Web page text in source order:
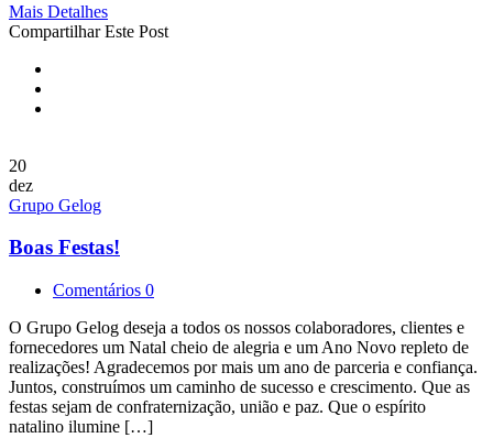
Mais Detalhes
Compartilhar Este Post
20
dez
Grupo Gelog
Boas Festas!
Comentários 0
O Grupo Gelog deseja a todos os nossos colaboradores, clientes e
fornecedores um Natal cheio de alegria e um Ano Novo repleto de
realizações! Agradecemos por mais um ano de parceria e confiança.
Juntos, construímos um caminho de sucesso e crescimento. Que as
festas sejam de confraternização, união e paz. Que o espírito
natalino ilumine […]